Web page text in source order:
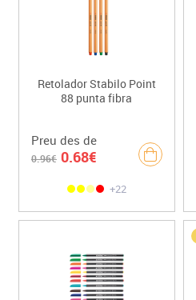
Retolador Stabilo Point
88 punta fibra
Preu des de
0.96€ 0.68€
+22